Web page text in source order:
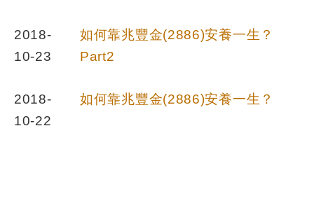
2018-
10-23
如何靠兆豐金(2886)安養一生？
Part2
2018-
10-22
如何靠兆豐金(2886)安養一生？